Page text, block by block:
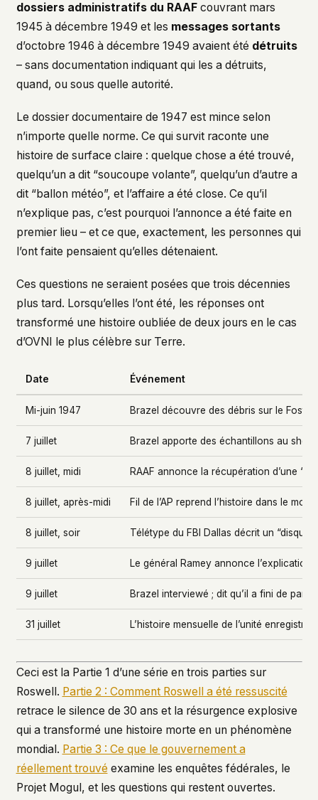
dossiers administratifs du RAAFcouvrant mars
1945 à décembre 1949 et les messages sortants
d’octobre 1946 à décembre 1949 avaient été détruits
– sans documentation indiquant qui les a détruits,
quand, ou sous quelle autorité.
Le dossier documentaire de 1947 est mince selon
n’importe quelle norme. Ce qui survit raconte une
histoire de surface claire : quelque chose a été trouvé,
quelqu’un a dit “soucoupe volante”, quelqu’un d’autre a
dit “ballon météo”, et l’affaire a été close. Ce qu’il
n’explique pas, c’est pourquoi l’annonce a été faite en
premier lieu – et ce que, exactement, les personnes qui
l’ont faite pensaient qu’elles détenaient.
Ces questions ne seraient posées que trois décennies
plus tard. Lorsqu’elles l’ont été, les réponses ont
transformé une histoire oubliée de deux jours en le cas
d’OVNI le plus célèbre sur Terre.
Date Événement
Mi-juin 1947 Brazel découvre des débris sur le Foster
7 juillet Brazel apporte des échantillons au
8 juillet, midi RAAF annonce la récupération d’une
8 juillet, après-midi Fil de l’AP reprend l’histoire dans le
8 juillet, soir Télétype du FBI Dallas décrit un
9 juillet Le général Ramey annonce l’explication
9 juillet Brazel interviewé ; dit qu’il a fini de parler
31 juillet L’histoire mensuelle de l’unité
Ceci est la Partie 1 d’une série en trois parties sur
Roswell. Partie 2 : Comment Roswell a été ressuscité
retrace le silence de 30 ans et la résurgence explosive
qui a transformé une histoire morte en un phénomène
mondial. Partie 3 : Ce que le gouvernement a
réellement trouvé examine les enquêtes fédérales, le
Projet Mogul, et les questions qui restent ouvertes.